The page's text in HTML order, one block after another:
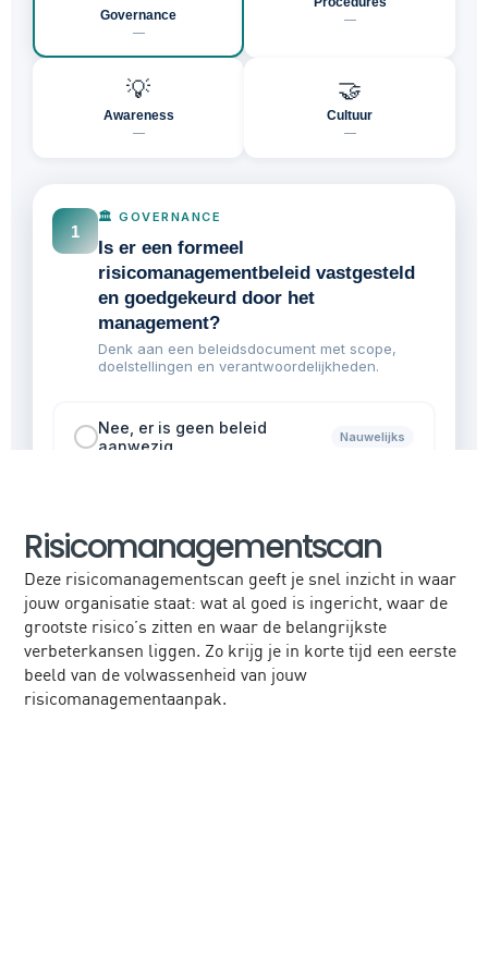
Risicomanagementscan
Deze risicomanagementscan geeft je snel inzicht in waar
jouw organisatie staat: wat al goed is ingericht, waar de
grootste risico’s zitten en waar de belangrijkste
verbeterkansen liggen. Zo krijg je in korte tijd een eerste
beeld van de volwassenheid van jouw
risicomanagementaanpak.